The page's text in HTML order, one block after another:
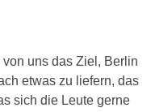
uns das Ziel, Berlin
etwas zu liefern, das
sich die Leute gerne